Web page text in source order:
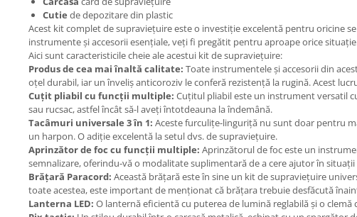
Cutie de depozitare din plastic
Acest kit complet de supraviețuire este o investiție excelentă pentru oricine
instrumente și accesorii esențiale, veți fi pregătit pentru aproape orice
Aici sunt caracteristicile cheie ale acestui kit de supraviețuire:
Produs de cea mai înaltă calitate: Toate instrumentele și accesorii din
oțel durabil, iar un înveliș anticoroziv le conferă rezistență la rugină. Acest
Cuțit pliabil cu funcții multiple: Cuțitul pliabil este un instrument versatil
sau rucsac, astfel încât să-l aveți întotdeauna la îndemână.
Tacâmuri universale 3 în 1: Aceste furculițe-linguriță nu sunt doar pentru
un harpon. O adiție excelentă la setul dvs. de supraviețuire.
Aprinzător de foc cu funcții multiple: Aprinzătorul de foc este un
semnalizare, oferindu-vă o modalitate suplimentară de a cere ajutor în
Brățară Paracord: Această brățară este în sine un kit de supraviețuire
toate acestea, este important de menționat că brățara trebuie desfăcută
Lanterna LED: O lanternă eficientă cu puterea de lumină reglabilă și o